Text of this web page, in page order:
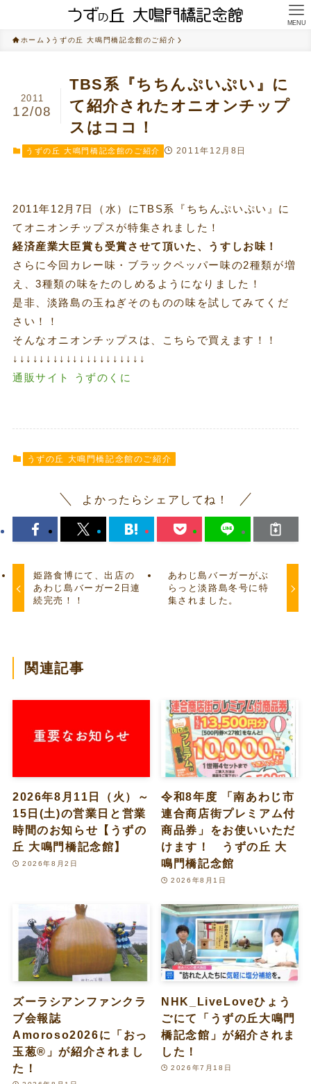
MENU
ホーム うずの丘 大鳴門橋記念館のご紹介
TBS系『ちちんぷいぷい』に
て紹介されたオニオンチップ
スはココ！
2011
12/08
うずの丘 大鳴門橋記念館のご紹介 2011年12月8日
2011年12月7日（水）にTBS系『ちちんぷいぷい』に
てオニオンチップスが特集されました！
経済産業大臣賞も受賞させて頂いた、うすしお味！
さらに今回カレー味・ブラックペッパー味の2種類が増
え、3種類の味をたのしめるようになりました！
是非、淡路島の玉ねぎそのものの味を試してみてくだ
さい！！
そんなオニオンチップスは、こちらで買えます！！
↓↓↓↓↓↓↓↓↓↓↓↓↓↓↓↓↓↓↓↓
通販サイト うずのくに
うずの丘 大鳴門橋記念館のご紹介
よかったらシェアしてね！
姫路食博にて、出店の
あわじ島バーガー2日連
続完売！！
あわじ島バーガーがぶ
らっと淡路島冬号に特
集されました。
関連記事
2026年8月11日（火）～
15日(土)の営業日と営業
時間のお知らせ【うずの
丘 大鳴門橋記念館】
2026年8月2日
令和8年度 「南あわじ市
連合商店街プレミアム付
商品券」をお使いいただ
けます！ うずの丘 大
鳴門橋記念館
2026年8月1日
ズーラシアンファンクラ
ブ会報誌
Amoroso2026に「おっ
玉葱®︎」が紹介されまし
た！
NHK_LiveLoveひょう
ごにて「うずの丘大鳴門
橋記念館」が紹介されま
した！
2026年7月18日